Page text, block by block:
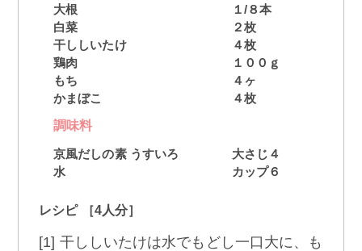
大根
１/８本
白菜
２枚
干ししいたけ
４枚
鶏肉
１００ｇ
もち
４ヶ
かまぼこ
４枚
調味料
京風だしの素 うすいろ
大さじ４
水
カップ６
レシピ ［4人分］
[1] 干ししいたけは水でもどし一口大に、も